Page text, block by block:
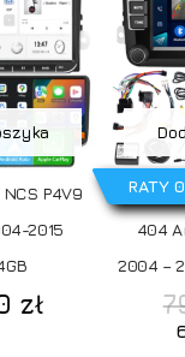
NCS P4V9
2015
zł
RATY
Radio
404
2004 –